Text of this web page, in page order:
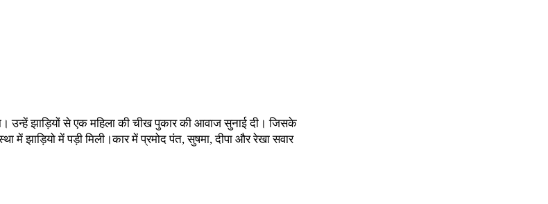
उन्हें झाड़ियों से एक महिला की चीख पुकार की आवाज सुनाई दी। जिसके
में झाड़ियो में पड़ी मिली।कार में प्रमोद पंत, सुषमा, दीपा और रेखा सवार